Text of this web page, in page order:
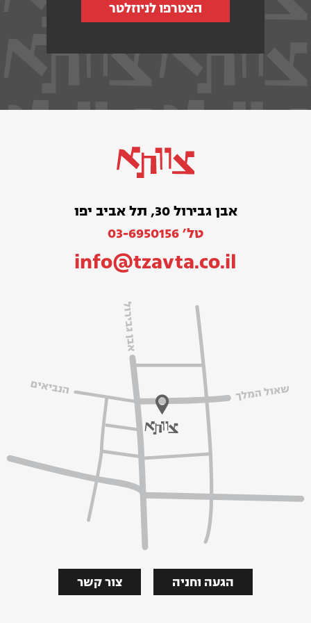
הצטרפו לניוזלטר
אבן גבירול 30, תל אביב יפו
טל׳ 03-6950156
info@tzavta.co.il
צור קשר הגעה וחניה